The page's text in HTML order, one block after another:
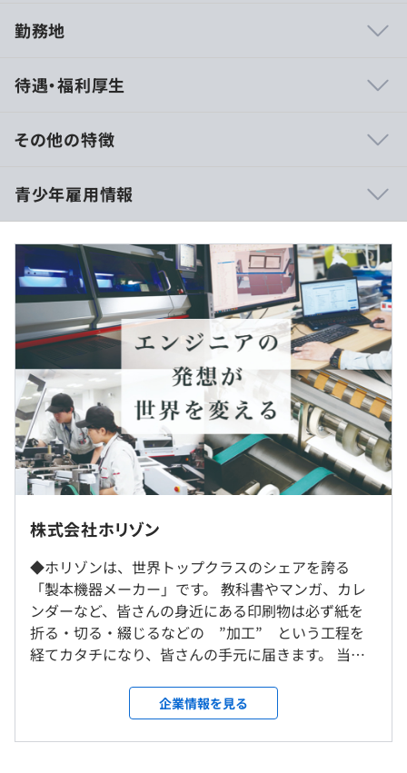
ただ設計するだけでなく、お客様先へ訪問したり展示会に
す。
それも「お客様の声を反映したモノづくり」を行っている
また、若手のうちから様々なプロジェクトに参加すること
ができるので「このようなことがしたい！」という意見は
「じゃあやってみようか！」とチャレンジできる環境があ
ります！
【職場環境】
一製品を開発するのに「メカ」「制御」「ソフト」でチー
ムになって開発を行います。
そのためコミュニケーションが必須！開発はみな同じフロ
アで仕切りもなくふらっと聞きに行ける環境があるので意
見交換がしやすい環境があります！
・社内勉強会の開催
・書籍、社外勉強会・カンファレンス参加費用の補助制度
・資格手当
【職場環境】
開発者は専門を問わず同じフロアで仕事をすることで「機
し、時代に即した製品開発をおこなうことができます。設
計情報はサーバで一元管理することで、製造部門などとも
情報共有し、開発工数の短縮、早期製品化を実現していま
勤務地
★インターン当日は駅から送迎いたします！
受動喫煙防止措置に関する事項
従業員に対する受動喫煙対策：屋内原則禁煙（喫煙専用室
設置あり）
〈本社〉JR「新旭駅」より直通バス運行
待遇・福利厚生
休憩時間：休憩50分
平均残業時間：平均16.8時間／月
実施日のみ
ランチ支給
インターンのためなし
雇用形態により異なります
雇用関係なし
その他の特徴
青少年雇用情報
過去３年間の新卒採用者数・離職者数
前年度 採用者数12人 離職者数1人
2年度前 採用者数12人 離職者数3人
3年度前 採用者数9人 離職者数3人
過去３年間の新卒採用者数の男女別人数
前年度 男性5人 女性7人
2年度前 男性4人 女性8人
3年度前 男性5人 女性4人
平均勤続年数
15.4年
研修の有無及び内容
・新入社員研修：入社後2週間は座学形式の研修やさまざ
まな部署を周る実践形式の研修などをおこないます。ま
た、入社後の振り返りや目標設定などのフォローアップ研
修も随時おこなっています。
・中堅社員研修：自身のキャリアを見つめ直し、改めて将
来の目標・なりたい姿を明確にするための中堅社員を対象
株式会社ホリゾン
◆ホリゾンは、世界トップクラスのシェアを誇る
「製本機器メーカー」です。 教科書やマンガ、カレ
ンダーなど、皆さんの身近にある印刷物は必ず紙を
折る・切る・綴じるなどの ”加工” という工程を
経てカタチになり、皆さんの手元に届きます。 当社
関連機器の開発から製造、販売までを自社で一貫し
て手掛けており、今では世界約120カ国のニーズに応
え続けています！ ◆ホリゾングループの「一貫体
企業情報を見る